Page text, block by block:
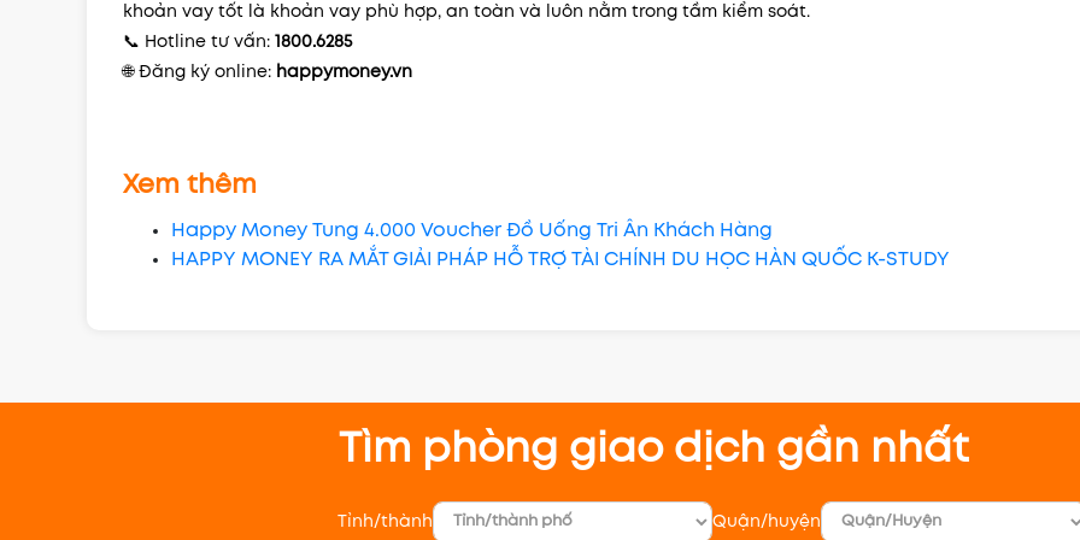
khoản vay tốt là khoản vay phù hợp, an toàn và luôn nằm trong tầm kiểm soát.
📞 Hotline tư vấn: 1800.6285
🌐 Đăng ký online: happymoney.vn
Xem thêm
Happy Money Tung 4.000 Voucher Đồ Uống Tri Ân Khách Hàng
HAPPY MONEY RA MẮT GIẢI PHÁP HỖ TRỢ TÀI CHÍNH DU HỌC HÀN QUỐC K-STUDY
Tìm phòng giao dịch gần nhất
Tỉnh/thành Quận/huyện